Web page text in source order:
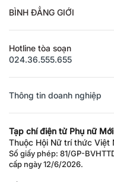
BÌNH ĐẲNG GIỚI
Hotline tòa soạn
024.36.555.655
Thông tin doanh nghiệp
Tạp chí điện tử Phụ nữ Mới
Thuộc Hội Nữ trí thức Việt
Số giấy phép: 81/GP-
cấp ngày 12/6/2026.